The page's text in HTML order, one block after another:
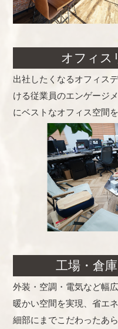
オフィス
出社したくなるオフィス
ける従業員のエンゲージ
にベストなオフィス空間
工場・倉
外装・空調・電気など幅
暖かい空間を実現、省エ
細部にまでこだわったあ